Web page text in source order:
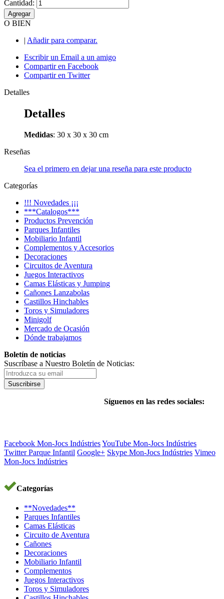
Cantidad:
Agregar
O BIEN
| Añadir para comparar.
Escribir un Email a un amigo
Compartir en Facebook
Compartir en Twitter
Detalles
Detalles
Medidas: 30 x 30 x 30 cm
Reseñas
Sea el primero en dejar una reseña para este producto
Categorías
!!! Novedades ¡¡¡
***Catalogos***
Productos Prevención
Parques Infantiles
Mobiliario Infantil
Complementos y Accesorios
Decoraciones
Circuitos de Aventura
Juegos Interactivos
Camas Elásticas y Jumping
Cañones Lanzabolas
Castillos Hinchables
Toros y Simuladores
Minigolf
Mercado de Ocasión
Dónde trabajamos
Boletín de noticias
Suscríbase a Nuestro Boletín de Noticias:
Suscribirse
Síguenos en las redes sociales:
Facebook Mon-Jocs IndústriesYouTube Mon-Jocs Indústries
Twitter Parque Infantil Google+ Skype Mon-Jocs Indústries Vimeo
Mon-Jocs Indústries
Categorías
**Novedades**
Parques Infantiles
Camas Elásticas
Circuito de Aventura
Cañones
Decoraciones
Mobiliario Infantil
Complementos
Juegos Interactivos
Toros y Simuladores